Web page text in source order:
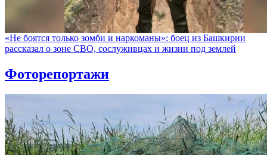
«Не боятся только зомби и наркоманы»: боец из Башкирии
рассказал о зоне СВО, сослуживцах и жизни под землей
Фоторепортажи